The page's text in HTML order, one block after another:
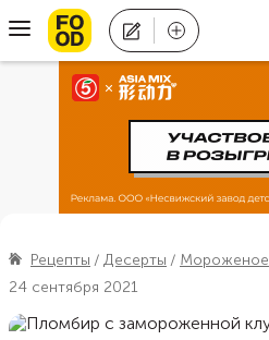
Рецепты Десерты
Мороженое
24 сентября 2021